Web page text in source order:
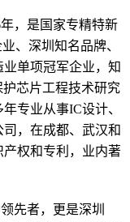
，是国家专精特新
、深圳知名品牌、
单项冠军企业，知
芯片工程技术研究
专业从事IC设计、
，在成都、武汉和
权和专利，业内著
先者，更是深圳